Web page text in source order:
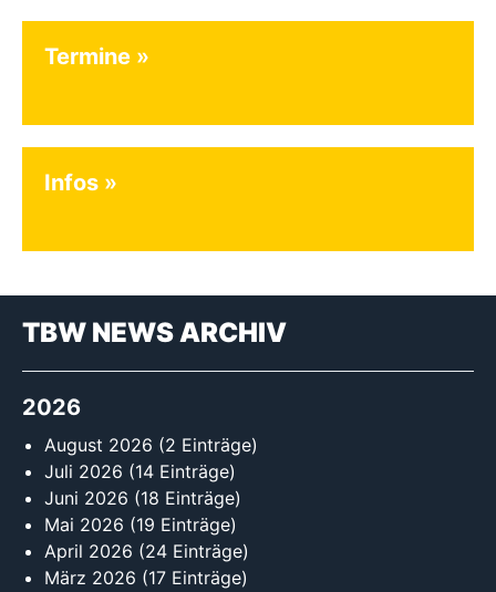
Termine
Infos
TBW NEWS ARCHIV
2026
August 2026 (2 Einträge)
Juli 2026 (14 Einträge)
Juni 2026 (18 Einträge)
Mai 2026 (19 Einträge)
April 2026 (24 Einträge)
März 2026 (17 Einträge)